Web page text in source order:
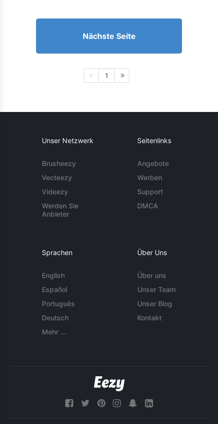
Nächste Seite
1
Unser Netzwerk
Brusheezy
Vecteezy
Videezy
Werden Sie
Anbieter
Seitenlinks
Angebote
Werben
Support
DMCA
Sprachen
English
Español
Português
Deutsch
Mehr ...
Über Uns
Über uns
Unser Team
Unser Blog
Kontakt